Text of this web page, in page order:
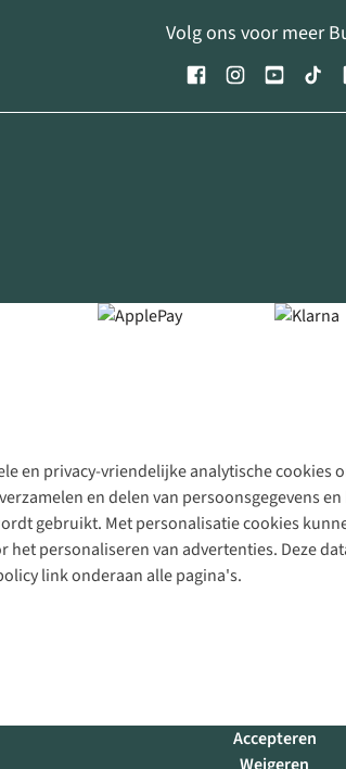
en privacy-vriendelijke analytische
en delen van persoonsgegevens
gebruikt. Met personalisatie cookies
personaliseren van advertenties. Deze
link onderaan alle pagina's.
Accepteren
Volg ons voor meer